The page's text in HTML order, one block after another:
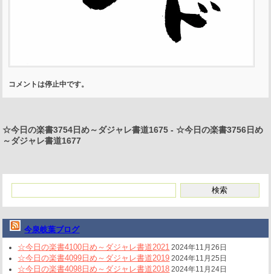
コメントは停止中です。
☆今日の楽書3754日め～ダジャレ書道1675 -☆今日の楽書3756日め
～ダジャレ書道1677
今泉岐葉ブログ
☆今日の楽書4100日め～ダジャレ書道2021 2024年11月26日
☆今日の楽書4099日め～ダジャレ書道2019 2024年11月25日
☆今日の楽書4098日め～ダジャレ書道2018 2024年11月24日